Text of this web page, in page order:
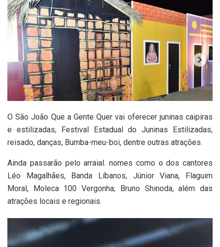
O São João Que a Gente Quer vai oferecer juninas caipiras
e estilizadas, Festival Estadual do Juninas Estilizadas,
reisado, danças, Bumba-meu-boi, dentre outras atrações.
Ainda passarão pelo arraial. nomes como o dos cantores
Léo Magalhães, Banda Líbanos, Júnior Viana, Flaguim
Moral, Moleca 100 Vergonha; Bruno Shinoda, além das
atrações locais e regionais.